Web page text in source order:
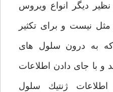
ديگر انواع ويروس
مثل نيست و براى تكثير
به درون سلول هاى
و با جاى دادن اطلاعات
ژنتيك سلول